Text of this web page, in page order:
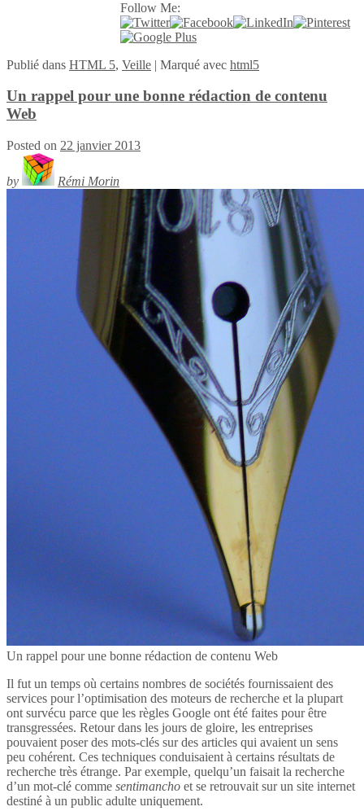
Follow Me:
Publié dans HTML 5, Veille | Marqué avec html5
Un rappel pour une bonne rédaction de contenu
Web
Posted on 22 janvier 2013
by Rémi Morin
Un rappel pour une bonne rédaction de contenu Web
Il fut un temps où certains nombres de sociétés fournissaient des
services pour l’optimisation des moteurs de recherche et la plupart
ont survécu parce que les règles Google ont été faites pour être
transgressées. Retour dans les jours de gloire, les entreprises
pouvaient poser des mots-clés sur des articles qui avaient un sens
peu cohérent. Ces techniques conduisaient à certains résultats de
recherche très étrange. Par exemple, quelqu’un faisait la recherche
d’un mot-clé comme sentimancho et se retrouvait sur un site internet
destiné à un public adulte uniquement.